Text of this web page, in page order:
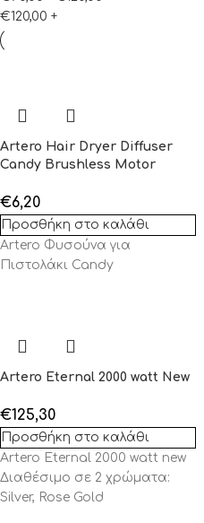
€120,00 +
Artero Hair Dryer Diffuser
Candy Brushless Motor
€6,20
Προσθήκη στο καλάθι
Artero Φυσούνα για
Πιστολάκι Candy
Artero Eternal 2000 watt New
€125,30
Προσθήκη στο καλάθι
Artero Eternal 2000 watt new
Διαθέσιμο σε 2 χρώματα:
Silver, Rose Gold